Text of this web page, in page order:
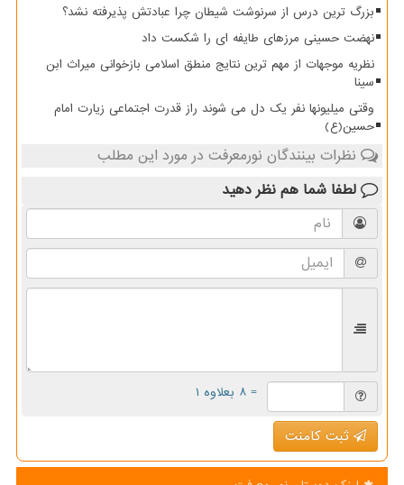
بزرگ ترین درس از سرنوشت شیطان چرا عبادتش پذیرفته نشد؟
نهضت حسینی مرزهای طایفه ای را شکست داد
نظریه موجهات از مهم ترین نتایج منطق اسلامی بازخوانی میراث ابن
سینا
وقتی میلیونها نفر یک دل می شوند راز قدرت اجتماعی زیارت امام
حسین(ع)
نظرات بینندگان نورمعرفت در مورد این مطلب
لطفا شما هم نظر دهید
= ۸ بعلاوه ۱
ثبت کامنت